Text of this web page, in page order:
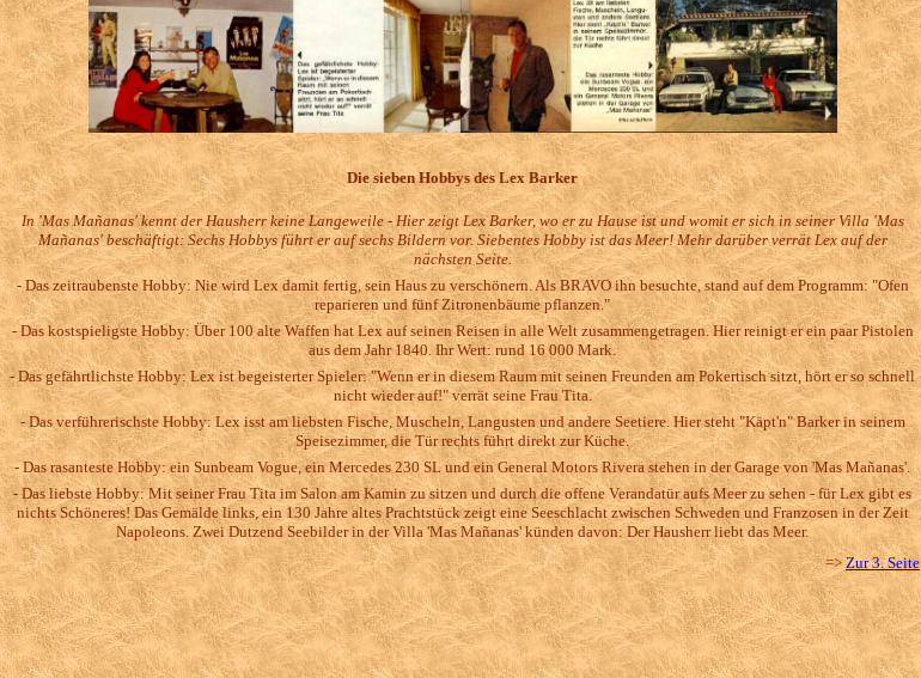
Die sieben Hobbys des Lex Barker
In 'Mas Mañanas' kennt der Hausherr keine Langeweile - Hier zeigt Lex Barker, wo er zu Hause ist und womit er sich in seiner Villa 'Mas
Mañanas' beschäftigt: Sechs Hobbys führt er auf sechs Bildern vor. Siebentes Hobby ist das Meer! Mehr darüber verrät Lex auf der
nächsten Seite.
- Das zeitraubenste Hobby: Nie wird Lex damit fertig, sein Haus zu verschönern. Als BRAVO ihn besuchte, stand auf dem Programm: "Ofen
reparieren und fünf Zitronenbäume pflanzen."
- Das kostspieligste Hobby: Über 100 alte Waffen hat Lex auf seinen Reisen in alle Welt zusammengetragen. Hier reinigt er ein paar Pistolen
aus dem Jahr 1840. Ihr Wert: rund 16 000 Mark.
- Das gefährtlichste Hobby: Lex ist begeisterter Spieler: "Wenn er in diesem Raum mit seinen Freunden am Pokertisch sitzt, hört er so schnell
nicht wieder auf!" verrät seine Frau Tita.
- Das verführerischste Hobby: Lex isst am liebsten Fische, Muscheln, Langusten und andere Seetiere. Hier steht "Käpt'n" Barker in seinem
Speisezimmer, die Tür rechts führt direkt zur Küche.
- Das rasanteste Hobby: ein Sunbeam Vogue, ein Mercedes 230 SL und ein General Motors Rivera stehen in der Garage von 'Mas Mañanas'.
- Das liebste Hobby: Mit seiner Frau Tita im Salon am Kamin zu sitzen und durch die offene Verandatür aufs Meer zu sehen - für Lex gibt es
nichts Schöneres! Das Gemälde links, ein 130 Jahre altes Prachtstück zeigt eine Seeschlacht zwischen Schweden und Franzosen in der Zeit
Napoleons. Zwei Dutzend Seebilder in der Villa 'Mas Mañanas' künden davon: Der Hausherr liebt das Meer.
=>Zur 3. Seite